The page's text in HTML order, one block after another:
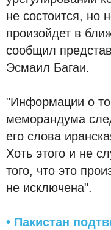
не состоится, но
произойдет в
сообщил
Эсмаил Багаи.
"Информации о
меморандума
его слова
Хоть этого и не
того, что это
не исключена".
• Пакистан